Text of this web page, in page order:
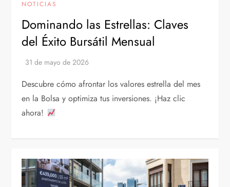
NOTICIAS
Dominando las Estrellas: Claves
del Éxito Bursátil Mensual
Descubre cómo afrontar los valores estrella del mes
en la Bolsa y optimiza tus inversiones. ¡Haz clic
ahora!